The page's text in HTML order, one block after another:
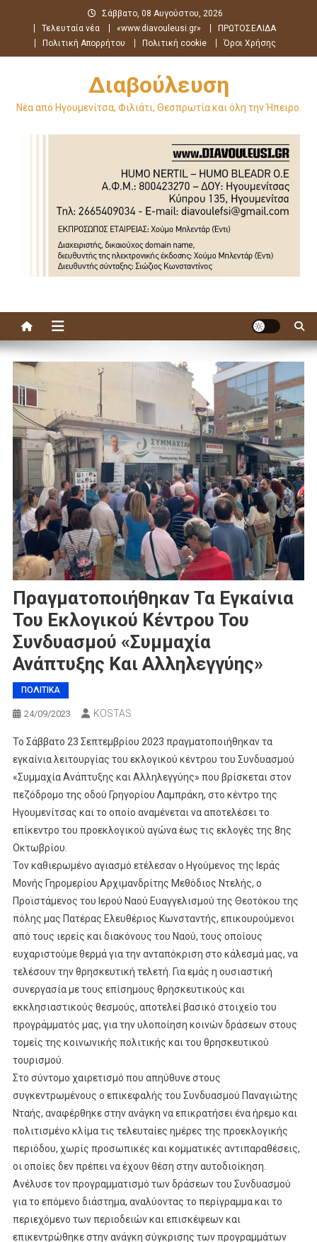
περιεχόμενο
Σάββατο, 08 Αυγούστου, 2026
Τελευταία νέα
«www.diavouleusi.gr»
ΠΡΩΤΟΣΕΛΙΔΑ
Πολιτική Απορρήτου
Πολιτική cookie Όροι Χρήσης
Διαβούλευση
Νέα από Ηγουμενίτσα, Φιλιάτι, Θεσπρωτία και όλη την Ήπειρο.
Πραγματοποιήθηκαν Τα Εγκαίνια
Του Εκλογικού Κέντρου Του
Συνδυασμού «Συμμαχία
Ανάπτυξης Και Αλληλεγγύης»
ΠΟΛΙΤΙΚΑ
24/09/2023 KOSTAS
Το Σάββατο 23 Σεπτεμβρίου 2023 πραγματοποιήθηκαν τα
εγκαίνια λειτουργίας του εκλογικού κέντρου του Συνδυασμού
«Συμμαχία Ανάπτυξης και Αλληλεγγύης» που βρίσκεται στον
πεζόδρομο της οδού Γρηγορίου Λαμπράκη, στο κέντρο της
Ηγουμενίτσας και το οποίο αναμένεται να αποτελέσει το
επίκεντρο του προεκλογικού αγώνα έως τις εκλογές της 8ης
Οκτωβρίου.
Τον καθιερωμένο αγιασμό ετέλεσαν ο Ηγούμενος της Ιεράς
Μονής Γηρομερίου Αρχιμανδρίτης Μεθόδιος Ντελής, ο
Προϊστάμενος του Ιερού Ναού Ευαγγελισμού της Θεοτόκου της
πόλης μας Πατέρας Ελευθέριος Κωνσταντής, επικουρούμενοι
από τους ιερείς και διακόνους του Ναού, τους οποίους
ευχαριστούμε θερμά για την ανταπόκριση στο κάλεσμά μας, να
τελέσουν την θρησκευτική τελετή. Για εμάς η ουσιαστική
συνεργασία με τους επίσημους θρησκευτικούς και
εκκλησιαστικούς θεσμούς, αποτελεί βασικό στοιχείο του
προγράμματός μας, για την υλοποίηση κοινών δράσεων στους
τομείς της κοινωνικής πολιτικής και του θρησκευτικού
τουρισμού.
Στο σύντομο χαιρετισμό που απηύθυνε στους
συγκεντρωμένους ο επικεφαλής του Συνδυασμού Παναγιώτης
Νταής, αναφέρθηκε στην ανάγκη να επικρατήσει ένα ήρεμο και
πολιτισμένο κλίμα τις τελευταίες ημέρες της προεκλογικής
περιόδου, χωρίς προσωπικές και κομματικές αντιπαραθέσεις,
οι οποίες δεν πρέπει να έχουν θέση στην αυτοδιοίκηση.
Ανέλυσε τον προγραμματισμό των δράσεων του Συνδυασμού
για το επόμενο διάστημα, αναλύοντας το περίγραμμα και το
περιεχόμενο των περιοδειών και επισκέψεων και
επικεντρώθηκε στην ανάγκη σύγκρισης των προγραμμάτων